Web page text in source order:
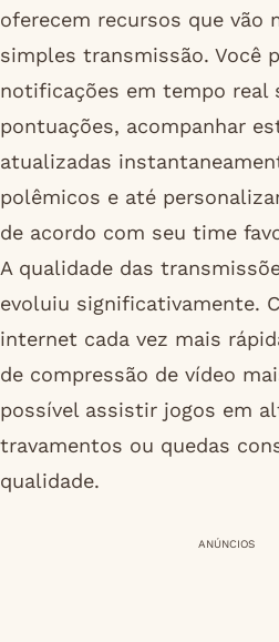
oferecem recursos que vão
simples transmissão. Você
notificações em tempo real
pontuações, acompanhar
atualizadas
polêmicos e até
de acordo com seu time
A qualidade das
evoluiu significativamente.
internet cada vez mais
de compressão de vídeo
possível assistir jogos em
travamentos ou quedas
qualidade.
ANÚNCIOS